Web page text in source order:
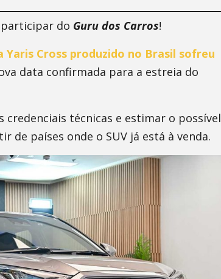
do Guru dos Carros!
Yaris Cross produzido no Brasil sofreu
data confirmada para a estreia do
técnicas e estimar o possível
de países onde o SUV já está à venda.